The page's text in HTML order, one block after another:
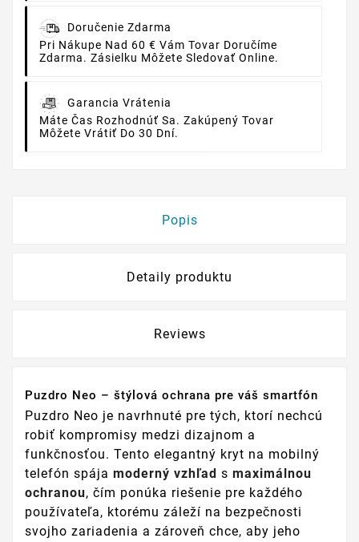
Doručenie Zdarma
Pri Nákupe Nad 60 € Vám Tovar Doručíme
Zdarma. Zásielku Môžete Sledovať Online.
Garancia Vrátenia
Máte Čas Rozhodnúť Sa. Zakúpený Tovar
Môžete Vrátiť Do 30 Dní.
Popis
Detaily produktu
Reviews
Puzdro Neo – štýlová ochrana pre váš smartfón
Puzdro Neo je navrhnuté pre tých, ktorí nechcú
robiť kompromisy medzi dizajnom a
funkčnosťou. Tento elegantný kryt na mobilný
telefón spája moderný vzhľad s maximálnou
ochranou, čím ponúka riešenie pre každého
používateľa, ktorému záleží na bezpečnosti
svojho zariadenia a zároveň chce, aby jeho